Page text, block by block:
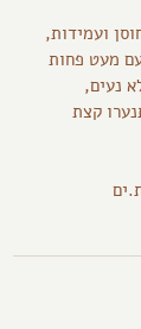
ועמידות,
מעט פחות
נעים,
קצת